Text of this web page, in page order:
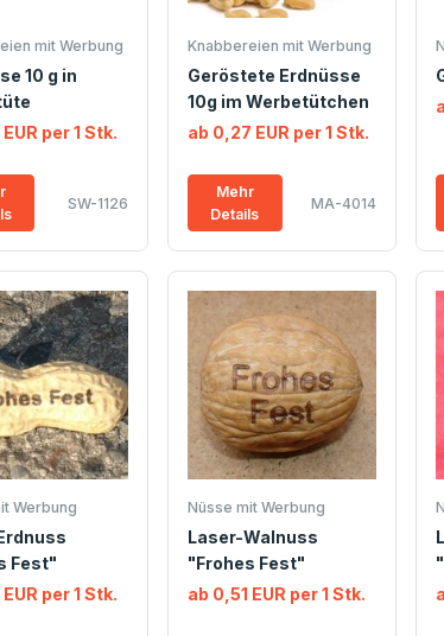
mit Werbung
10 g in
per 1 Stk.
SW-1126
Knabbereien mit Werbung
Geröstete Erdnüsse
10g im Werbetütchen
ab 0,27 EUR per 1 Stk.
Mehr
Details
MA-4014
Werbung
Fest"
per 1 Stk.
Nüsse mit Werbung
Laser-Walnuss
"Frohes Fest"
ab 0,51 EUR per 1 Stk.